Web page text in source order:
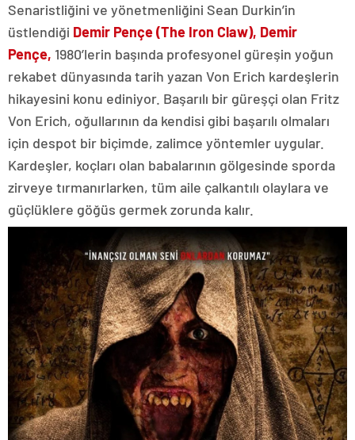
Senaristliğini ve yönetmenliğini Sean Durkin’in
üstlendiği Demir Pençe (The Iron Claw), Demir
Pençe, 1980’lerin başında profesyonel güreşin yoğun
rekabet dünyasında tarih yazan Von Erich kardeşlerin
hikayesini konu ediniyor. Başarılı bir güreşçi olan Fritz
Von Erich, oğullarının da kendisi gibi başarılı olmaları
için despot bir biçimde, zalimce yöntemler uygular.
Kardeşler, koçları olan babalarının gölgesinde sporda
zirveye tırmanırlarken, tüm aile çalkantılı olaylara ve
güçlüklere göğüs germek zorunda kalır.